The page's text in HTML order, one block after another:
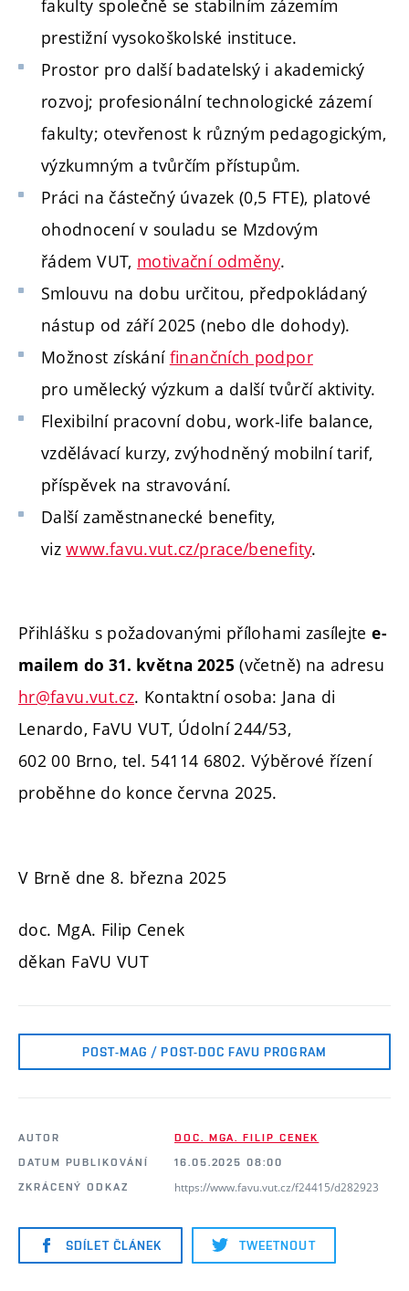
fakulty společně se stabilním zázemím
prestižní vysokoškolské instituce.
Prostor pro další badatelský i akademický
rozvoj; profesionální technologické zázemí
fakulty; otevřenost k různým pedagogickým,
výzkumným a tvůrčím přístupům.
Práci na částečný úvazek (0,5 FTE), platové
ohodnocení v souladu se Mzdovým
řádem VUT, motivační odměny.
Smlouvu na dobu určitou, předpokládaný
nástup od září 2025 (nebo dle dohody).
Možnost získání finančních podpor
pro umělecký výzkum a další tvůrčí aktivity.
Flexibilní pracovní dobu, work-life balance,
vzdělávací kurzy, zvýhodněný mobilní tarif,
příspěvek na stravování.
Další zaměstnanecké benefity,
vizwww.favu.vut.cz/prace/benefity.
Přihlášku s požadovanými přílohami zasílejtee-
mailem do 31. května 2025 (včetně) na adresu
hr@favu.vut.cz. Kontaktní osoba: Jana di
Lenardo, FaVU VUT, Údolní 244/53,
602 00 Brno, tel. 54114 6802. Výběrové řízení
proběhne do konce června 2025.
V Brně dne 8. března 2025
doc. MgA. Filip Cenek
děkan FaVU VUT
POST-MAG / POST-DOC FAVU PROGRAM
AUTOR
DOC. MGA. FILIP CENEK
DATUM PUBLIKOVÁNÍ
16.05.2025 08:00
ZKRÁCENÝ ODKAZ
https://www.favu.vut.cz/f24415/d282923
SDÍLET ČLÁNEK TWEETNOUT